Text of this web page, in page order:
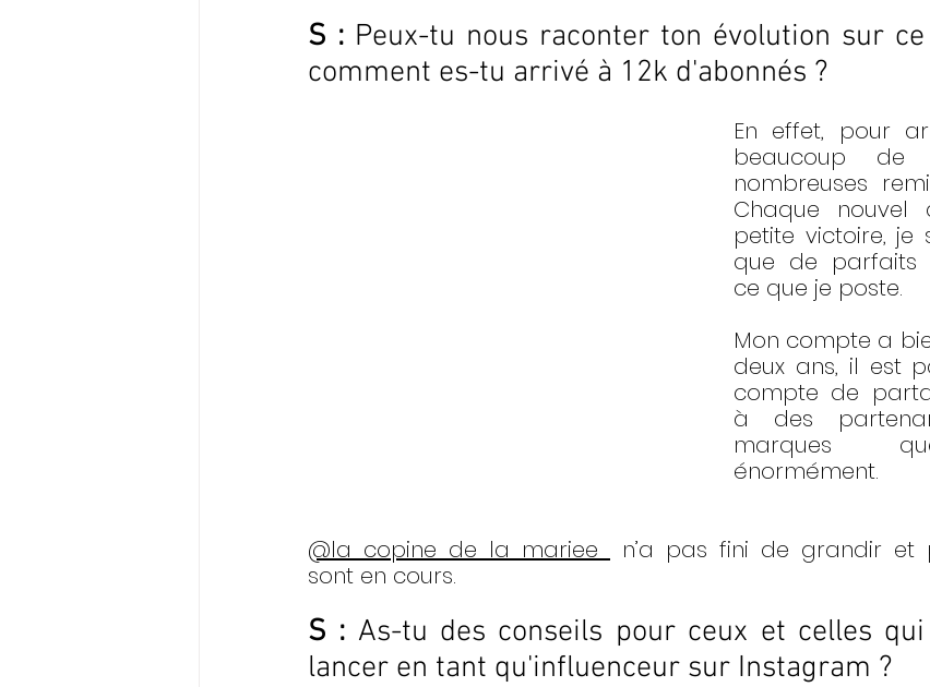
S : Peux-tu nous raconter ton évolution sur
comment es-tu arrivé à 12k d'abonnés ?
En effet, pour
beaucoup
nombreuses
Chaque nouvel
petite victoire, je
que de parfaits
ce que je poste.
Mon compte a
deux ans, il est
compte de
à des
marques
énormément.
@la_copine_de_la_mariee_
n’a pas fini de grandir et
sont en cours.
S : As-tu des conseils pour ceux et celles
lancer en tant qu'influenceur sur Instagram ?